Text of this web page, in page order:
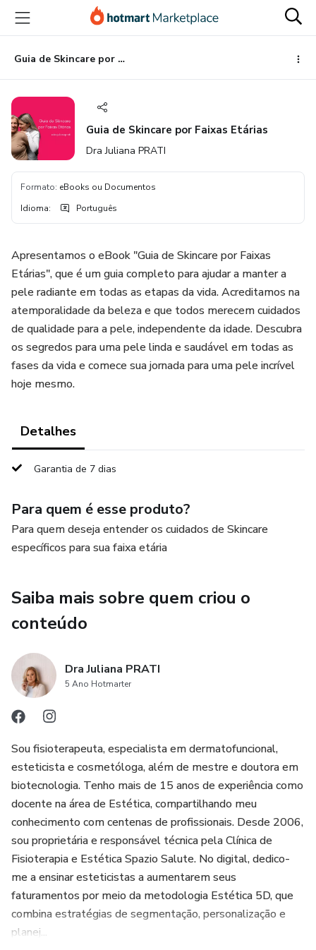
para
conteúdo
principal
para
pagamento
para
rodapé
Guia de Skincare por Faixas Etárias
Guia de Skincare por Faixas Etárias
Dra Juliana PRATI
Formato: eBooks ou Documentos
Idioma: Português
Apresentamos o eBook "Guia de Skincare por Faixas
Etárias", que é um guia completo para ajudar a manter a
pele radiante em todas as etapas da vida. Acreditamos na
atemporalidade da beleza e que todos merecem cuidados
de qualidade para a pele, independente da idade. Descubra
os segredos para uma pele linda e saudável em todas as
fases da vida e comece sua jornada para uma pele incrível
hoje mesmo.
Detalhes
Garantia de 7 dias
Para quem é esse produto?
Para quem deseja entender os cuidados de Skincare
específicos para sua faixa etária
Saiba mais sobre quem criou o
conteúdo
Dra Juliana PRATI
5 Ano Hotmarter
Sou fisioterapeuta, especialista em dermatofuncional,
esteticista e cosmetóloga, além de mestre e doutora em
biotecnologia. Tenho mais de 15 anos de experiência como
docente na área de Estética, compartilhando meu
conhecimento com centenas de profissionais. Desde 2006,
sou proprietária e responsável técnica pela Clínica de
Fisioterapia e Estética Spazio Salute. No digital, dedico-
me a ensinar esteticistas a aumentarem seus
faturamentos por meio da metodologia Estética 5D, que
combina estratégias de segmentação, personalização e
planej...